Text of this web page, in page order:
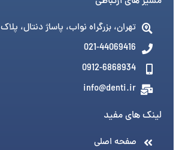
تهران، بزرگراه نواب، پاساژ دنتال، پلاک 128
021-44069416
0912-6868934
info@denti.ir
لینک های مفید
صفحه اصلی